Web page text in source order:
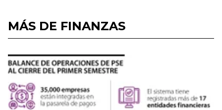
MÁS DE FINANZAS